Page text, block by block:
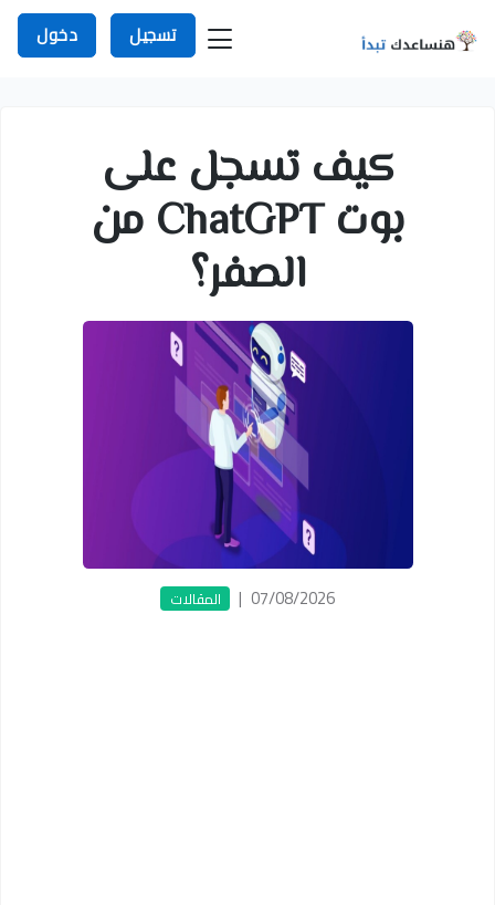
تسجيل دخول
كيف تسجل على
بوت ChatGPT من
الصفر؟
07/08/2026
| المقالات